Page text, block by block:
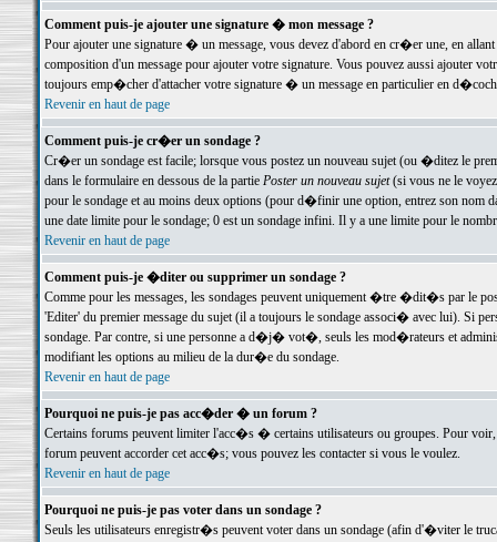
Comment puis-je ajouter une signature � mon message ?
Pour ajouter une signature � un message, vous devez d'abord en cr�er une, en
composition d'un message pour ajouter votre signature. Vous pouvez aussi ajouter
toujours emp�cher d'attacher votre signature � un message en particulier en
Revenir en haut de page
Comment puis-je cr�er un sondage ?
Cr�er un sondage est facile; lorsque vous postez un nouveau sujet (ou �ditez le
dans le formulaire en dessous de la partie Poster un nouveau sujet(si vous ne le voyez
pour le sondage et au moins deux options (pour d�finir une option, entrez son nom
une date limite pour le sondage; 0 est un sondage infini. Il y a une limite pour le
Revenir en haut de page
Comment puis-je �diter ou supprimer un sondage ?
Comme pour les messages, les sondages peuvent uniquement �tre �dit�s par le
'Editer' du premier message du sujet (il a toujours le sondage associ� avec lui). Si
sondage. Par contre, si une personne a d�j� vot�, seuls les mod�rateurs et
modifiant les options au milieu de la dur�e du sondage.
Revenir en haut de page
Pourquoi ne puis-je pas acc�der � un forum ?
Certains forums peuvent limiter l'acc�s � certains utilisateurs ou groupes. Pour
forum peuvent accorder cet acc�s; vous pouvez les contacter si vous le voulez.
Revenir en haut de page
Pourquoi ne puis-je pas voter dans un sondage ?
Seuls les utilisateurs enregistr�s peuvent voter dans un sondage (afin d'�viter le